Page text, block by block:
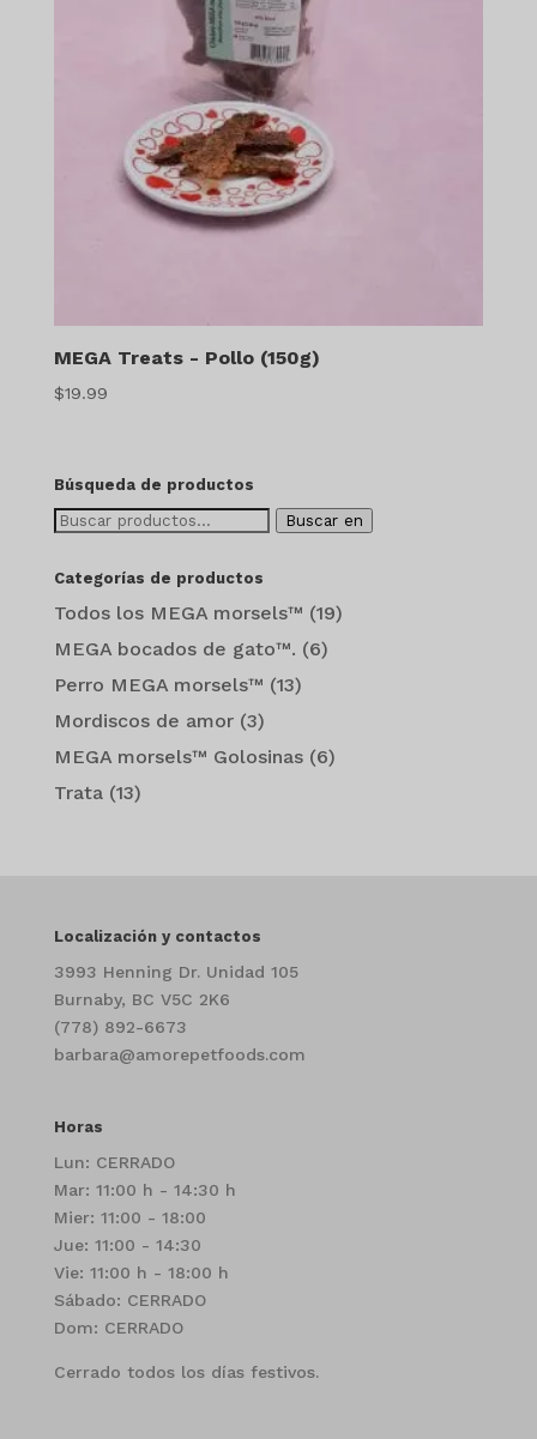
MEGA Treats - Pollo (150g)
$19.99
Búsqueda de productos
Buscar: Buscar en
Categorías de productos
Todos los MEGA morsels™ (19)
MEGA bocados de gato™. (6)
Perro MEGA morsels™ (13)
Mordiscos de amor (3)
MEGA morsels™ Golosinas (6)
Trata (13)
Localización y contactos
3993 Henning Dr. Unidad 105
Burnaby, BC V5C 2K6
(778) 892-6673
barbara@amorepetfoods.com
Horas
Lun: CERRADO
Mar: 11:00 h - 14:30 h
Mier: 11:00 - 18:00
Jue: 11:00 - 14:30
Vie: 11:00 h - 18:00 h
Sábado: CERRADO
Dom: CERRADO
Cerrado todos los días festivos.